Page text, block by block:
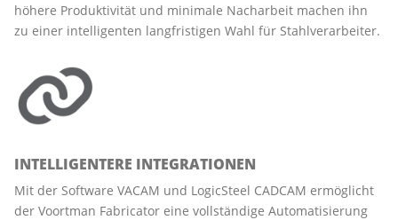
höhere Produktivität und minimale Nacharbeit machen ihn
zu einer intelligenten langfristigen Wahl für Stahlverarbeiter.
INTELLIGENTERE INTEGRATIONEN
Mit der Software VACAM und LogicSteel CADCAM ermöglicht
der Voortman Fabricator eine vollständige Automatisierung